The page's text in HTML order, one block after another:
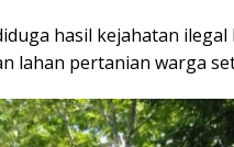
hasil kejahatan
lahan pertanian warga